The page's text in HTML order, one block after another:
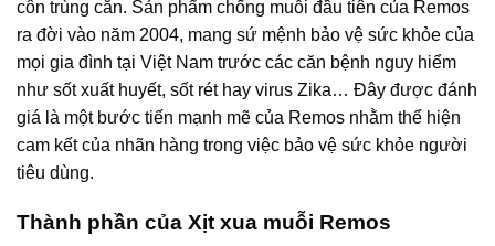
côn trùng cắn. Sản phẩm chống muỗi đầu tiên của Remos
ra đời vào năm 2004, mang sứ mệnh bảo vệ sức khỏe của
mọi gia đình tại Việt Nam trước các căn bệnh nguy hiểm
như sốt xuất huyết, sốt rét hay virus Zika… Đây được đánh
giá là một bước tiến mạnh mẽ của Remos nhằm thể hiện
cam kết của nhãn hàng trong việc bảo vệ sức khỏe người
tiêu dùng.
Thành phần của Xịt xua muỗi Remos